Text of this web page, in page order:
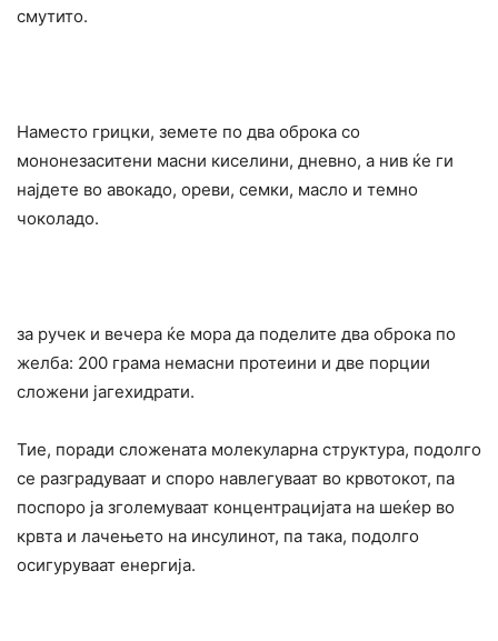
смутито.
Наместо грицки, земете по два оброка со
мононезаситени масни киселини, дневно, а нив ќе ги
најдете во авокадо, ореви, семки, масло и темно
чоколадо.
за ручек и вечера ќе мора да поделите два оброка по
желба: 200 грама немасни протеини и две порции
сложени јагехидрати.
Тие, поради сложената молекуларна структура, подолго
се разградуваат и споро навлегуваат во крвотокот, па
поспоро ја зголемуваат концентрацијата на шеќер во
крвта и лачењето на инсулинот, па така, подолго
осигуруваат енергија.